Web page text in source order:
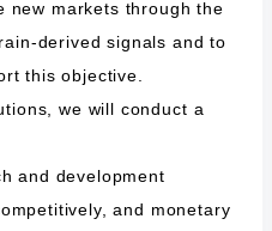
new markets through the
derived signals and to
this objective.
we will conduct a
and development
and monetary